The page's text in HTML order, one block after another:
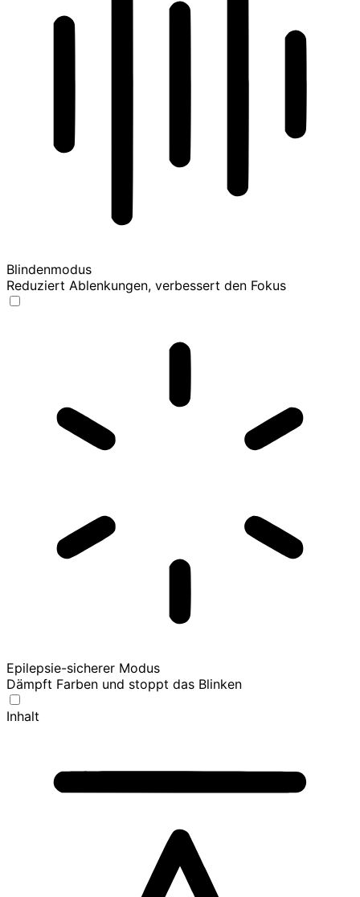
Blindenmodus
Reduziert Ablenkungen, verbessert den Fokus
Epilepsie-sicherer Modus
Dämpft Farben und stoppt das Blinken
Inhalt